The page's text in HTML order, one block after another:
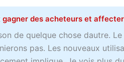
e
s
t
a
c
c
o
o
s
L
e
m
e
d
u
s
p
z
c
e
c
i
o
u
t
C
o
gagner des acheteurs et
de quelque chose dautre.
pas. Les nouveaux